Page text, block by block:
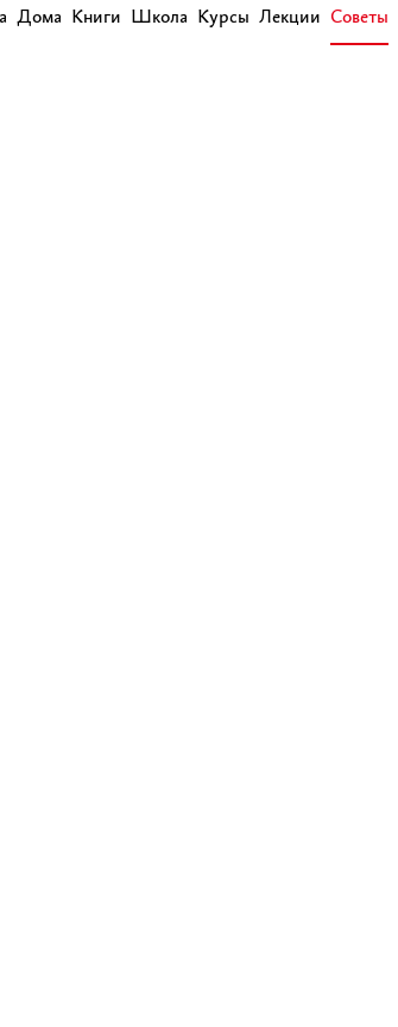
Дома Книги Школа Курсы Лекции Советы